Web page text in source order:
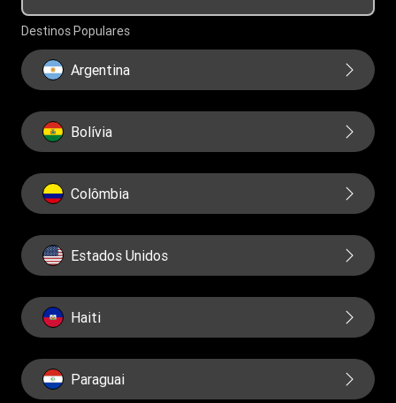
Governança
Relatorios
Destinos Populares
Argentina
Bolívia
Colômbia
Estados Unidos
Haiti
Paraguai